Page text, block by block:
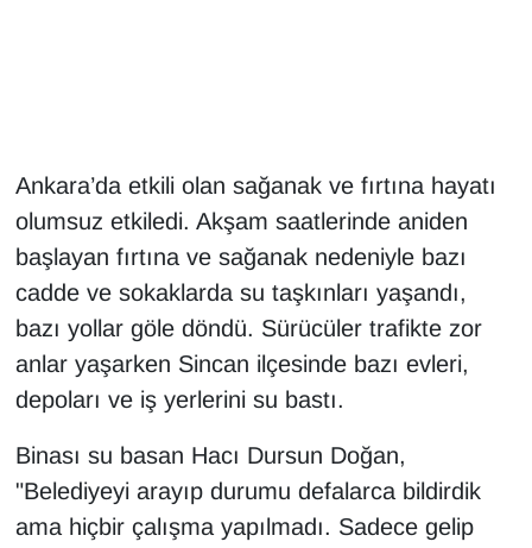
Ankara’da etkili olan sağanak ve fırtına hayatı
olumsuz etkiledi. Akşam saatlerinde aniden
başlayan fırtına ve sağanak nedeniyle bazı
cadde ve sokaklarda su taşkınları yaşandı,
bazı yollar göle döndü. Sürücüler trafikte zor
anlar yaşarken Sincan ilçesinde bazı evleri,
depoları ve iş yerlerini su bastı.
Binası su basan Hacı Dursun Doğan,
"Belediyeyi arayıp durumu defalarca bildirdik
ama hiçbir çalışma yapılmadı. Sadece gelip
HABERDE İNSAN
İngilizce
Kadın
Kamu Alımları
Kim Kimdir?
Kültür & Sanat